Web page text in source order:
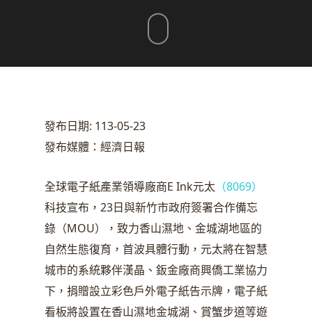
發布日期: 113-05-23
發布媒體：經濟日報
全球電子紙產業領導廠商E Ink元太 （8069）
科技宣布，23日與新竹市政府簽署合作備忘
錄（MOU），致力香山濕地、金城湖地區的
自然生態復育，首波具體行動，元太將在智慧
城市的系統夥伴漢晶、鈑金廠商興僑工業協力
下，捐贈設立彩色戶外電子紙告示牌，電子紙
看板將設置在香山濕地金城湖、賞蟹步道等遊